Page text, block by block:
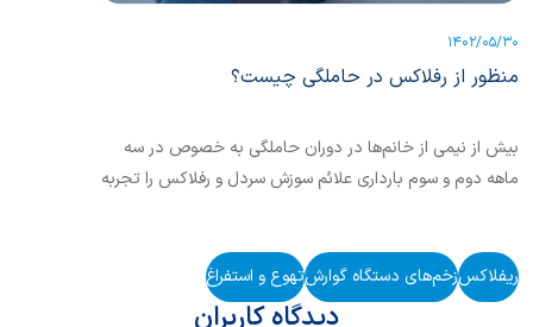
1402/05/30
منظور از رفلاکس در حاملگی چیست؟
بیش از نیمی از خانم‌ها در دوران حاملگی به خصوص در سه
ماهه دوم و سوم بارداری علائم سوزش سردل و رفلاکس را تجربه
ریفلاکسزخم‌های دستگاه گوارشتهوع و استفراغ
دیدگاه کاربران